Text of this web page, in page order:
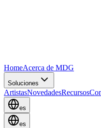
HomeAcerca de MDG
Soluciones
ArtistasNovedadesRecursos
es
es